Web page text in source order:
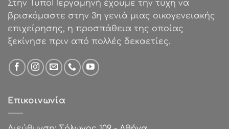
Στην ΤυποΠεργαμηνή έχουμε την τύχη να
βρισκόμαστε στην 3η γενιά μιας οικογενειακής
επιχείρησης, η προσπάθεια της οποίας
ξεκίνησε πριν από πολλές δεκαετίες.
Επικοινωνία